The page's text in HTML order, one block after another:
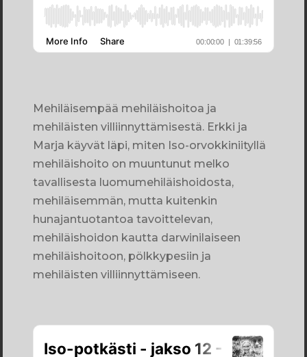
Mehiläisempää mehiläishoitoa ja
mehiläisten villiinnyttämisestä. Erkki ja
Marja käyvät läpi, miten Iso-orvokkiniityllä
mehiläishoito on muuntunut melko
tavallisesta luomumehiläishoidosta,
mehiläisemmän, mutta kuitenkin
hunajantuotantoa tavoittelevan,
mehiläishoidon kautta darwinilaiseen
mehiläishoitoon, pölkkypesiin ja
mehiläisten villiinnyttämiseen.